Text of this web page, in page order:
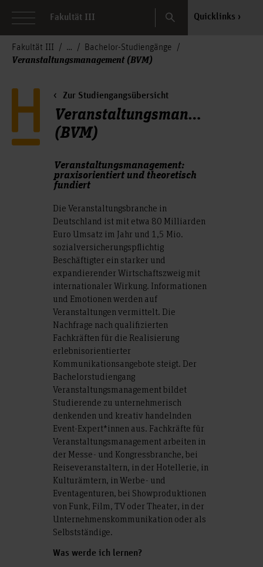
Fakultät III Search Quicklinks
Fakultät III Bachelor-Studiengänge
Veranstaltungsmanagement (BVM)
Zur Studiengangsübersicht
Veranstaltungsmanagement
(BVM)
Veranstaltungsmanagement:
praxisorientiert und theoretisch
fundiert
Die Veranstaltungsbranche in
Deutschland ist mit etwa 80 Milliarden
Euro Umsatz im Jahr und 1,5 Mio.
sozialversicherungspflichtig
Beschäftigter ein starker und
expandierender Wirtschaftszweig mit
internationaler Wirkung. Informationen
und Emotionen werden auf
Veranstaltungen vermittelt. Die
Nachfrage nach qualifizierten
Fachkräften für die Realisierung
erlebnisorientierter
Kommunikationsangebote steigt. Der
Bachelorstudiengang
Veranstaltungsmanagement bildet
Studierende zu unternehmerisch
denkenden und kreativ handelnden
Event-Expert*innen aus. Fachkräfte für
Veranstaltungsmanagement arbeiten in
der Messe- und Kongressbranche, bei
Reiseveranstaltern, in der Hotellerie, in
Kulturämtern, in Werbe- und
Eventagenturen, bei Showproduktionen
von Funk, Film, TV oder Theater, in der
Unternehmenskommunikation oder als
Selbstständige.
Was werde ich lernen?